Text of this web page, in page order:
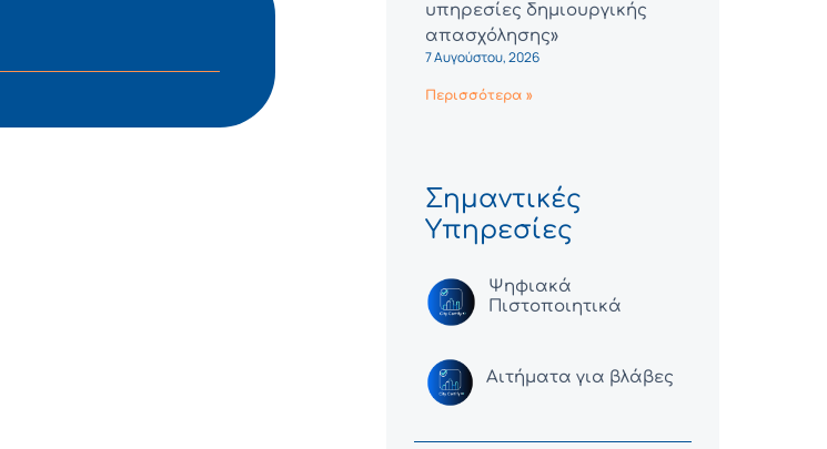
υπηρεσίες δημιουργικής
απασχόλησης»
7 Αυγούστου, 2026
Περισσότερα »
Σημαντικές
Υπηρεσίες
Ψηφιακά
Πιστοποιητικά
Αιτήματα για βλάβες